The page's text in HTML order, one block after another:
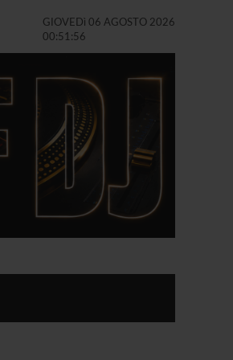
GIOVEDì 06 AGOSTO 2026
00:51:57